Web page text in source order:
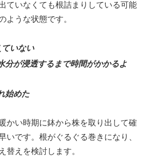
ていなくても根詰まりしている可能
ような状態です。
いない
分が浸透するまで時間がかかるよ
始めた
かい時期に鉢から株を取り出して確
いです。根がぐるぐる巻きになり、
替えを検討します。